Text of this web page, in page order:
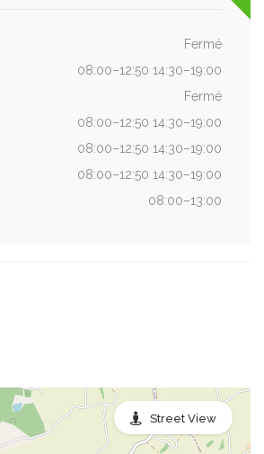
Fermé
08:00–12:50 14:30–19:00
Fermé
08:00–12:50 14:30–19:00
08:00–12:50 14:30–19:00
08:00–12:50 14:30–19:00
08:00–13:00
Street View